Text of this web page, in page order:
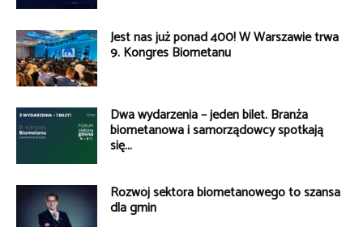
Jest nas już ponad 400! W Warszawie trwa
9. Kongres Biometanu
Dwa wydarzenia – jeden bilet. Branża
biometanowa i samorządowcy spotkają
się...
Rozwój sektora biometanowego to szansa
dla gmin